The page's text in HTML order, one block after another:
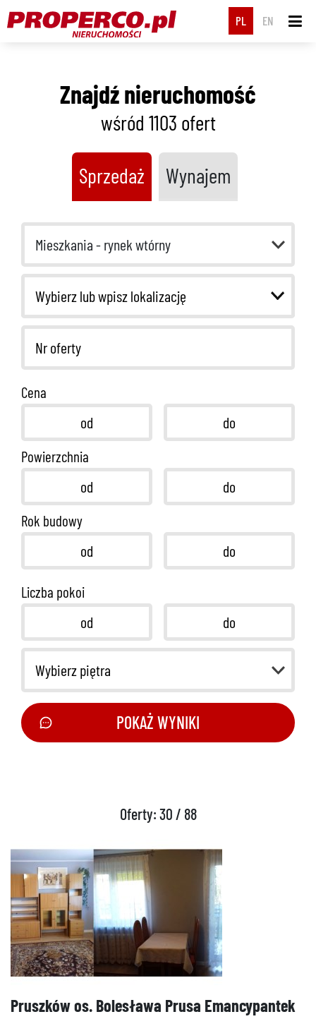
PL EN
Znajdź nieruchomość
wśród 1103 ofert
Sprzedaż Wynajem
Mieszkania - rynek wtórny
Cena
Powierzchnia
Rok budowy
Liczba pokoi
Wybierz piętra
POKAŻ WYNIKI
Oferty: 30 / 88
Pruszków os. Bolesława Prusa Emancypantek